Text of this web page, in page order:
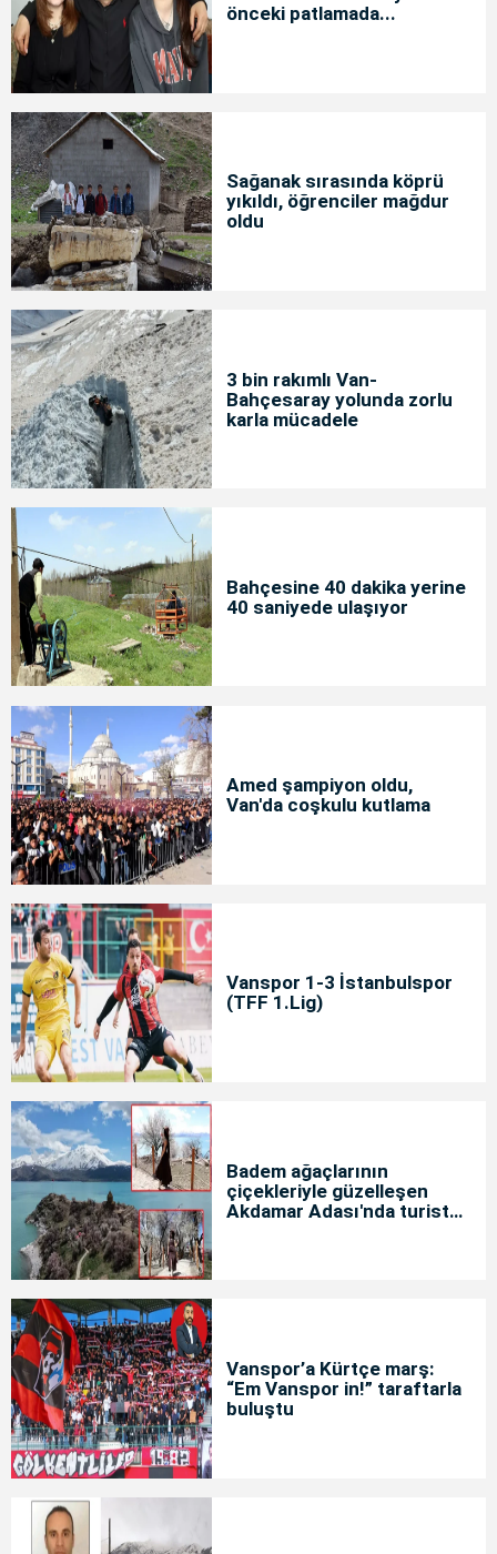
önceki patlamada...
Sağanak sırasında köprü
yıkıldı, öğrenciler mağdur
oldu
3 bin rakımlı Van-
Bahçesaray yolunda zorlu
karla mücadele
Bahçesine 40 dakika yerine
40 saniyede ulaşıyor
Amed şampiyon oldu,
Van'da coşkulu kutlama
Vanspor 1-3 İstanbulspor
(TFF 1.Lig)
Badem ağaçlarının
çiçekleriyle güzelleşen
Akdamar Adası'nda turist
Vanspor’a Kürtçe marş:
“Em Vanspor in!” taraftarla
buluştu